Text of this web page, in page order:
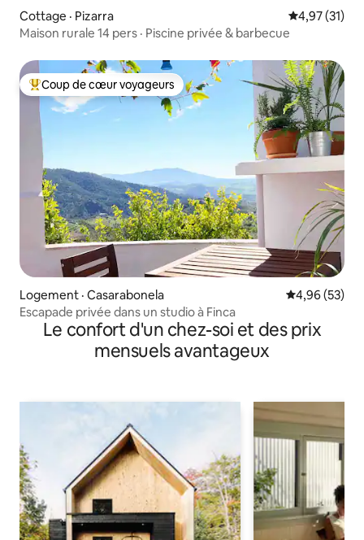
Cottage · Pizarra Note
4,97 (31)
Maison rurale 14 pers · Piscine privée & barbecue
Coup de cœur voyageurs parmi les plus aimés
Coup de cœur voyageurs
Logement · Casarabonela Note
4,96 (53)
Escapade privée dans un studio à Finca
Le confort d'un chez-soi et des prix
mensuels avantageux